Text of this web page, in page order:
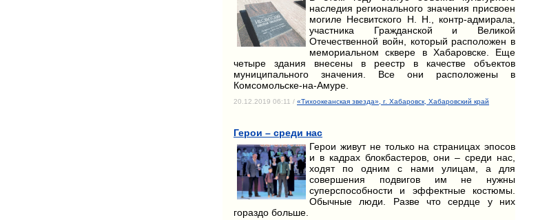
наследия регионального значения присвоен
могиле Несвитского Н. Н., контр-адмирала,
участника Гражданской и Великой
Отечественной войн, который расположен в
мемориальном сквере в Хабаровске. Еще
четыре здания внесены в реестр в качестве объектов
муниципального значения. Все они расположены в
Комсомольске-на-Амуре.
20.12.2019 06:11 / «Тихоокеанская звезда», г. Хабаровск, Хабаровский край
Герои – среди нас
Герои живут не только на страницах эпосов
и в кадрах блокбастеров, они – среди нас,
ходят по одним с нами улицам, а для
совершения подвигов им не нужны
суперспособности и эффектные костюмы.
Обычные люди. Разве что сердце у них
гораздо больше.